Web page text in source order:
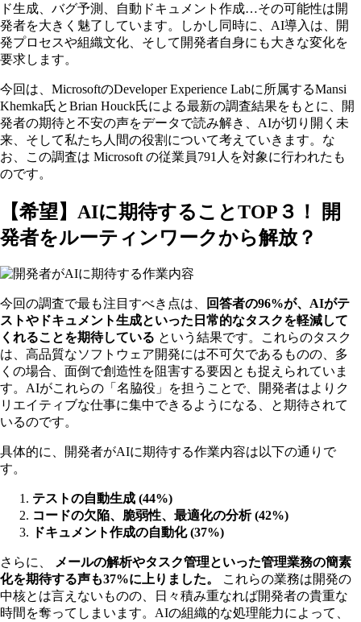
ド生成、バグ予測、自動ドキュメント作成…その可能性は開
発者を大きく魅了しています。しかし同時に、AI導入は、開
発プロセスや組織文化、そして開発者自身にも大きな変化を
要求します。
今回は、MicrosoftのDeveloper Experience Labに所属するMansi
Khemka氏とBrian Houck氏による最新の調査結果をもとに、開
発者の期待と不安の声をデータで読み解き、AIが切り開く未
来、そして私たち人間の役割について考えていきます。な
お、この調査は Microsoft の従業員791人を対象に行われたも
のです。
【希望】AIに期待することTOP３！ 開
発者をルーティンワークから解放？
今回の調査で最も注目すべき点は、
回答者の96%が、AIがテ
ストやドキュメント生成といった日常的なタスクを軽減して
くれることを期待している という結果です。これらのタスク
は、高品質なソフトウェア開発には不可欠であるものの、多
くの場合、面倒で創造性を阻害する要因とも捉えられていま
す。AIがこれらの「名脇役」を担うことで、開発者はよりク
リエイティブな仕事に集中できるようになる、と期待されて
いるのです。
具体的に、開発者がAIに期待する作業内容は以下の通りで
す。
テストの自動生成 (44%)
コードの欠陥、脆弱性、最適化の分析 (42%)
ドキュメント作成の自動化 (37%)
さらに、 メールの解析やタスク管理といった管理業務の簡素
化を期待する声も37%に上りました。
これらの業務は開発の
中核とは言えないものの、日々積み重なれば開発者の貴重な
時間を奪ってしまいます。AIの組織的な処理能力によって、